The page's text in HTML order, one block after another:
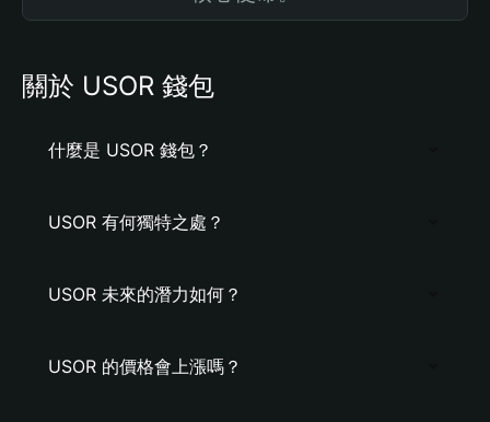
關於 USOR 錢包
什麼是 USOR 錢包？
USOR 有何獨特之處？
USOR 未來的潛力如何？
USOR 的價格會上漲嗎？